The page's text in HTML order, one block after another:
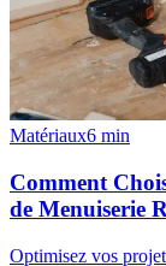
Matériaux6 min
Comment
de Menuiserie
Optimisez vos